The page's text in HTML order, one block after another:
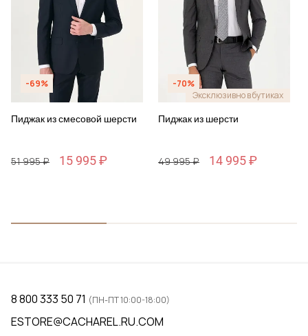
-69%
Пиджак из смесовой шерсти
51 995 ₽ 15 995 ₽
-70%
Эксклюзивно в бутиках
Пиджак из шерсти
49 995 ₽ 14 995 ₽
8 800 333 50 71 (ПН-ПТ 10:00-18:00)
ESTORE@CACHAREL.RU.COM